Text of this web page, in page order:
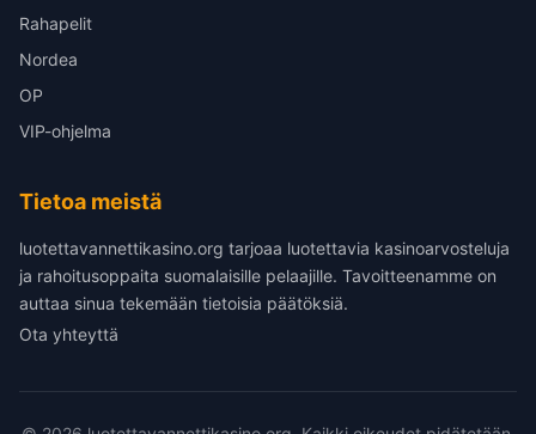
Rahapelit
Nordea
OP
VIP-ohjelma
Tietoa meistä
luotettavannettikasino.org tarjoaa luotettavia kasinoarvosteluja
ja rahoitusoppaita suomalaisille pelaajille. Tavoitteenamme on
auttaa sinua tekemään tietoisia päätöksiä.
Ota yhteyttä